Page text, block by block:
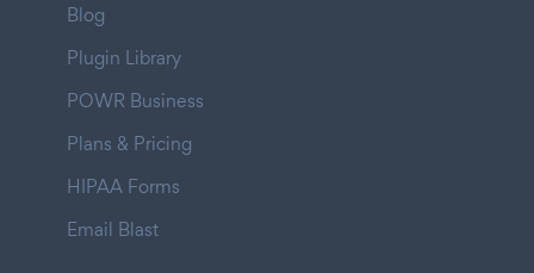
Blog
Plugin Library
POWR Business
Plans & Pricing
HIPAA Forms
Email Blast